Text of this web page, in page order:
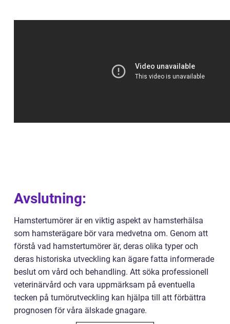
Avslutning:
Hamstertumörer är en viktig aspekt av hamsterhälsa
som hamsterägare bör vara medvetna om. Genom att
förstå vad hamstertumörer är, deras olika typer och
deras historiska utveckling kan ägare fatta informerade
beslut om vård och behandling. Att söka professionell
veterinärvård och vara uppmärksam på eventuella
tecken på tumörutveckling kan hjälpa till att förbättra
prognosen för våra älskade gnagare.